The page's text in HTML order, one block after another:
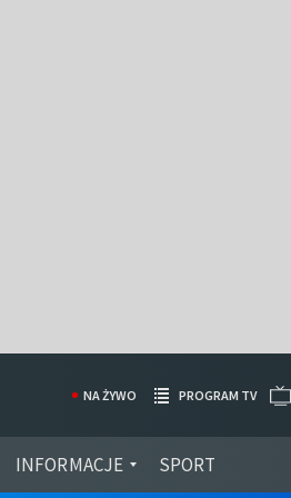
INFORMACJE SPORT
NA ŻYWO PROGRAM TV